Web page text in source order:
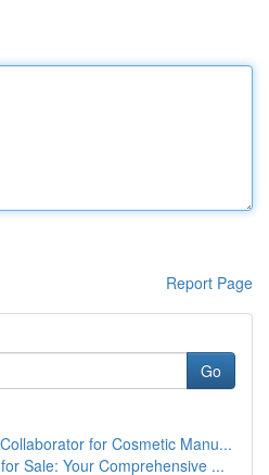
Report Page
Go
for Cosmetic Manu...
Sale: Your Comprehensive ...